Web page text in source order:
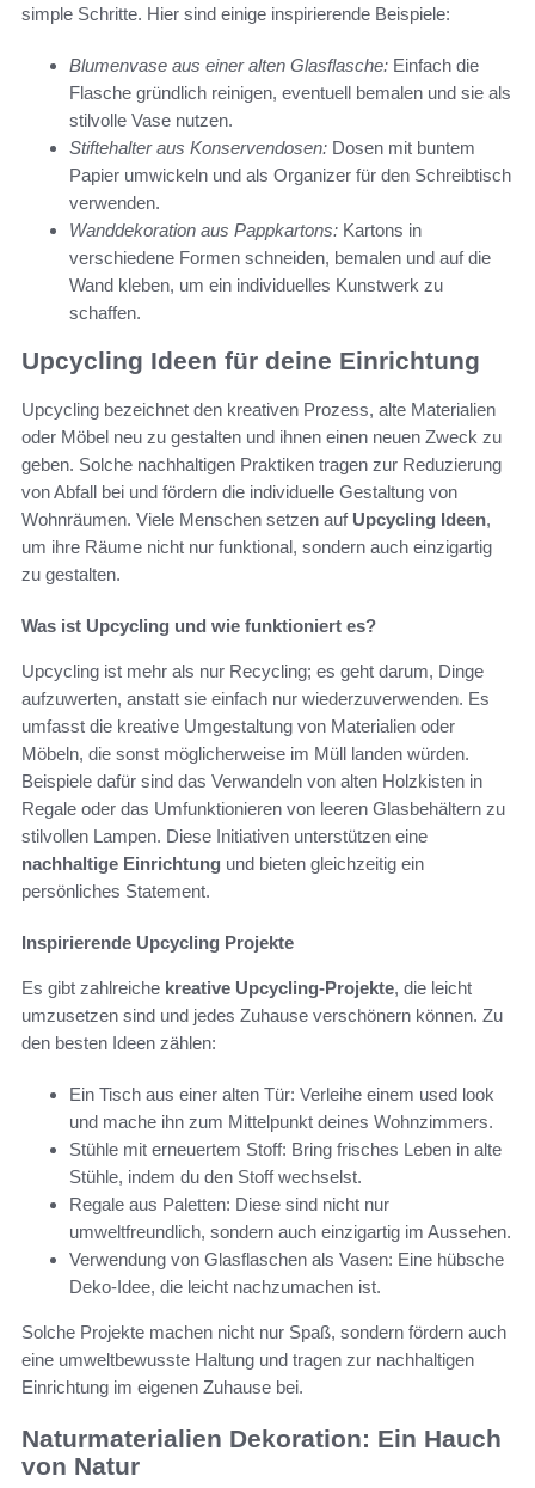
simple Schritte. Hier sind einige inspirierende Beispiele:
Blumenvase aus einer alten Glasflasche: Einfach die
Flasche gründlich reinigen, eventuell bemalen und sie als
stilvolle Vase nutzen.
Stiftehalter aus Konservendosen: Dosen mit buntem
Papier umwickeln und als Organizer für den Schreibtisch
verwenden.
Wanddekoration aus Pappkartons: Kartons in
verschiedene Formen schneiden, bemalen und auf die
Wand kleben, um ein individuelles Kunstwerk zu
schaffen.
Upcycling Ideen für deine Einrichtung
Upcycling bezeichnet den kreativen Prozess, alte Materialien
oder Möbel neu zu gestalten und ihnen einen neuen Zweck zu
geben. Solche nachhaltigen Praktiken tragen zur Reduzierung
von Abfall bei und fördern die individuelle Gestaltung von
Wohnräumen. Viele Menschen setzen auf Upcycling Ideen,
um ihre Räume nicht nur funktional, sondern auch einzigartig
zu gestalten.
Was ist Upcycling und wie funktioniert es?
Upcycling ist mehr als nur Recycling; es geht darum, Dinge
aufzuwerten, anstatt sie einfach nur wiederzuverwenden. Es
umfasst die kreative Umgestaltung von Materialien oder
Möbeln, die sonst möglicherweise im Müll landen würden.
Beispiele dafür sind das Verwandeln von alten Holzkisten in
Regale oder das Umfunktionieren von leeren Glasbehältern zu
stilvollen Lampen. Diese Initiativen unterstützen eine
nachhaltige Einrichtung und bieten gleichzeitig ein
persönliches Statement.
Inspirierende Upcycling Projekte
Es gibt zahlreiche kreative Upcycling-Projekte, die leicht
umzusetzen sind und jedes Zuhause verschönern können. Zu
den besten Ideen zählen:
Ein Tisch aus einer alten Tür: Verleihe einem used look
und mache ihn zum Mittelpunkt deines Wohnzimmers.
Stühle mit erneuertem Stoff: Bring frisches Leben in alte
Stühle, indem du den Stoff wechselst.
Regale aus Paletten: Diese sind nicht nur
umweltfreundlich, sondern auch einzigartig im Aussehen.
Verwendung von Glasflaschen als Vasen: Eine hübsche
Deko-Idee, die leicht nachzumachen ist.
Solche Projekte machen nicht nur Spaß, sondern fördern auch
eine umweltbewusste Haltung und tragen zur nachhaltigen
Einrichtung im eigenen Zuhause bei.
Naturmaterialien Dekoration: Ein Hauch
von Natur